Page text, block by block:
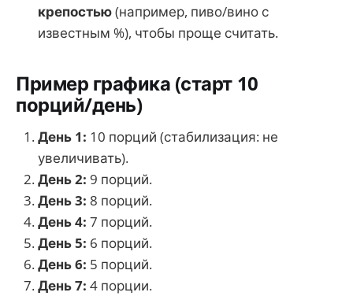
крепостью(например, пиво/вино с
известным %), чтобы проще считать.
Пример графика (старт 10
порций/день)
День 1: 10 порций (стабилизация: не
увеличивать).
День 2: 9 порций.
День 3: 8 порций.
День 4: 7 порций.
День 5: 6 порций.
День 6: 5 порций.
День 7: 4 порции.